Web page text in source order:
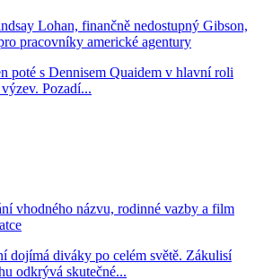
Lohan, finančně nedostupný Gibson,
pracovníky americké agentury
poté s Dennisem Quaidem v hlavní roli
Pozadí...
vhodného názvu, rodinné vazby a film
dojímá diváky po celém světě. Zákulisí
odkrývá skutečné...